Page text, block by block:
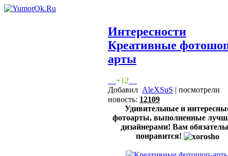
Интересности
Креативные
арты
+12
Добавил AleXSuS | посмотрели
новость: 12109
Удивительные и
фотоарты, выполненные
дизайнерами! Вам
понравится!